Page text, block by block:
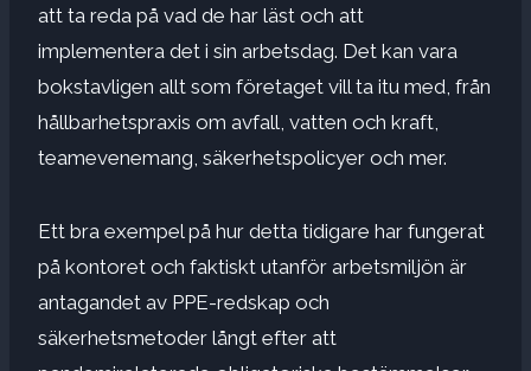
att ta reda på vad de har läst och att
implementera det i sin arbetsdag. Det kan vara
bokstavligen allt som företaget vill ta itu med, från
hållbarhetspraxis om avfall, vatten och kraft,
teamevenemang, säkerhetspolicyer och mer.
Ett bra exempel på hur detta tidigare har fungerat
på kontoret och faktiskt utanför arbetsmiljön är
antagandet av PPE-redskap och
säkerhetsmetoder långt efter att